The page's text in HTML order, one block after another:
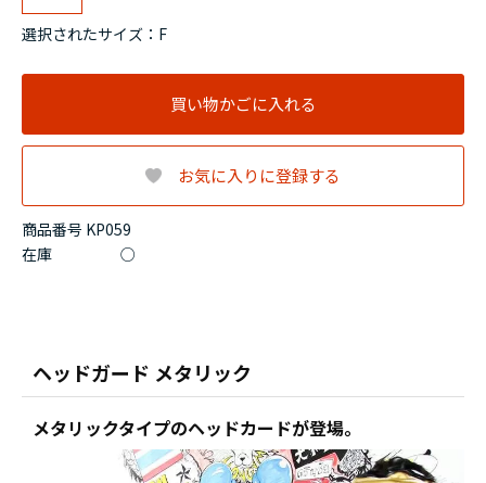
商品番号 KP059
在庫 ○
選択されたサイズ：F
買い物かごに入れる
お気に入りに登録する
ヘッドガード メタリック
メタリックタイプのヘッドカードが登場。